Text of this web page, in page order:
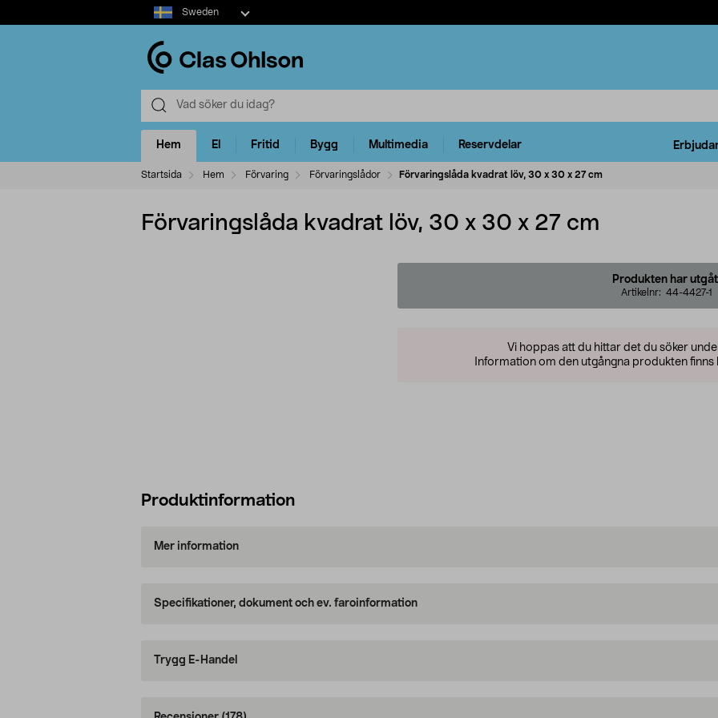
Select
market
Sweden
Hem El Fritid Bygg Multimedia Reservdelar
Startsida Hem Förvaring Förvaringslådor Förvaringslåda kvadrat löv, 30 x 30 x 27 cm
Förvaringslåda kvadrat löv, 30 x 30 x 27 cm
Produkten har
Artikelnr: 44-4427-1
Vi hoppas att du hittar det du söker
Information om den utgångna produkten finns
Produktinformation
Mer information
Specifikationer, dokument och ev. faroinformation
Trygg E-Handel